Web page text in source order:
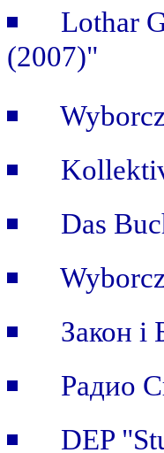
Lothar
(2007)"
Das
Закон i
Радио
DEP